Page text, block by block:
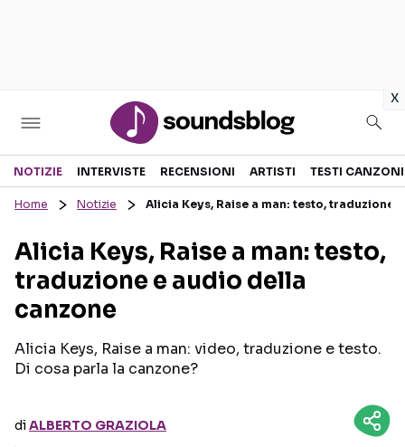
x
Sezioni
RECENSIONI MUSICALI
INTERVISTE
GOSSIP E CURIOSITÀ
TESTI CANZONI
TOUR ED EVENTI
NOTIZIE INTERVISTE RECENSIONI ARTISTI TESTI CANZONI
Home Notizie Alicia Keys, Raise a man: testo, traduzione
Alicia Keys, Raise a man: testo,
traduzione e audio della
canzone
Alicia Keys, Raise a man: video, traduzione e testo.
Di cosa parla la canzone?
diALBERTO GRAZIOLA